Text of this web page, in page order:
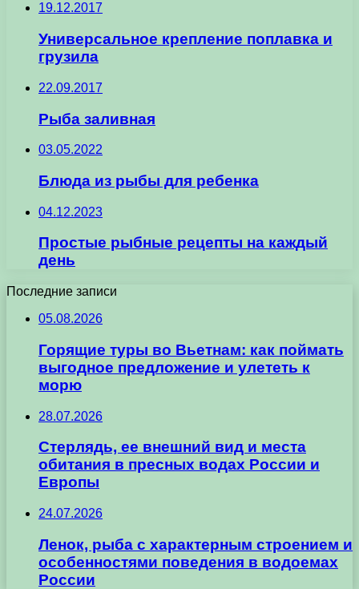
19.12.2017
Универсальное крепление поплавка и
грузила
22.09.2017
Рыба заливная
03.05.2022
Блюда из рыбы для ребенка
04.12.2023
Простые рыбные рецепты на каждый
день
Последние записи
05.08.2026
Горящие туры во Вьетнам: как поймать
выгодное предложение и улететь к
морю
28.07.2026
Стерлядь, ее внешний вид и места
обитания в пресных водах России и
Европы
24.07.2026
Ленок, рыба с характерным строением и
особенностями поведения в водоемах
России